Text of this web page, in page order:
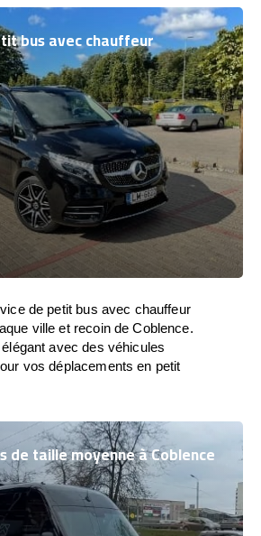
bus avec chauffeur
de petit bus avec chauffeur
ville et recoin de Coblence.
avec des véhicules
vos déplacements en petit
de taille moyenne à Coblence